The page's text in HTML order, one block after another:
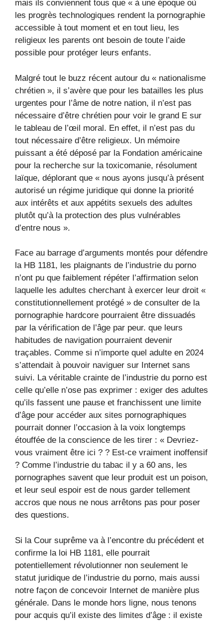
mais ils conviennent tous que « à une époque où
les progrès technologiques rendent la pornographie
accessible à tout moment et en tout lieu, les
religieux les parents ont besoin de toute l’aide
possible pour protéger leurs enfants.
Malgré tout le buzz récent autour du « nationalisme
chrétien », il s’avère que pour les batailles les plus
urgentes pour l’âme de notre nation, il n’est pas
nécessaire d’être chrétien pour voir le grand E sur
le tableau de l’œil moral. En effet, il n’est pas du
tout nécessaire d’être religieux. Un mémoire
puissant a été déposé par la Fondation américaine
pour la recherche sur la toxicomanie, résolument
laïque, déplorant que « nous ayons jusqu’à présent
autorisé un régime juridique qui donne la priorité
aux intérêts et aux appétits sexuels des adultes
plutôt qu’à la protection des plus vulnérables
d’entre nous ».
Face au barrage d’arguments montés pour défendre
la HB 1181, les plaignants de l’industrie du porno
n’ont pu que faiblement répéter l’affirmation selon
laquelle les adultes cherchant à exercer leur droit «
constitutionnellement protégé » de consulter de la
pornographie hardcore pourraient être dissuadés
par la vérification de l’âge par peur. que leurs
habitudes de navigation pourraient devenir
traçables. Comme si n’importe quel adulte en 2024
s’attendait à pouvoir naviguer sur Internet sans
suivi. La véritable crainte de l’industrie du porno est
celle qu’elle n’ose pas exprimer : exiger des adultes
qu’ils fassent une pause et franchissent une limite
d’âge pour accéder aux sites pornographiques
pourrait donner l’occasion à la voix longtemps
étouffée de la conscience de les tirer : « Devriez-
vous vraiment être ici ? ? Est-ce vraiment inoffensif
? Comme l’industrie du tabac il y a 60 ans, les
pornographes savent que leur produit est un poison,
et leur seul espoir est de nous garder tellement
accros que nous ne nous arrêtons pas pour poser
des questions.
Si la Cour suprême va à l’encontre du précédent et
confirme la loi HB 1181, elle pourrait
potentiellement révolutionner non seulement le
statut juridique de l’industrie du porno, mais aussi
notre façon de concevoir Internet de manière plus
générale. Dans le monde hors ligne, nous tenons
pour acquis qu’il existe des limites d’âge : il existe